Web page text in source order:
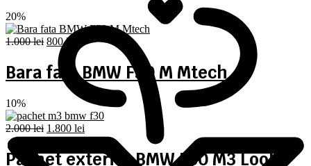
20%
1.000lei Prețul
inițial
a
fost:
1.000 lei.
800lei
Prețul
curent
este:
800 lei.
Bara fata BMW F30 M Mtech
10%
2.000lei Prețul
inițial
a
1.800 lei
curent
este:
Pachet exterior BMW F30 M3 Look